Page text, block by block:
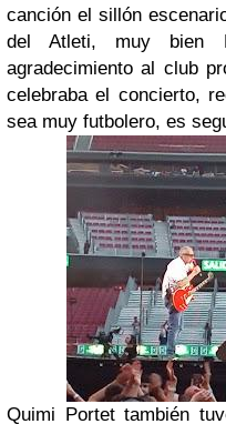
canción el sillón
del Atleti, muy bien
agradecimiento al club
celebraba el concierto,
sea muy futbolero, es
Quimi Portet también